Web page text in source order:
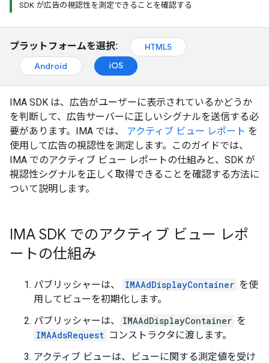
SDK が広告の視認性を測定できることを確認する
プラットフォームを選択:
HTML5
Android
iOS
IMA SDK は、広告がユーザーに表示されているかどうか
を判断して、広告サーバーに正しいシグナルを送信する必
要があります。IMA では、 アクティブ ビュー レポート を
使用して広告の視認性を測定します。このガイドでは、
IMA でのアクティブ ビュー レポートの仕組みと、SDK が
視認性シグナルを正しく取得できることを確認する方法に
ついて説明します。
IMA SDK でのアクティブ ビュー レポ
ートの仕組み
パブリッシャーは、 IMAAdDisplayContainer を使
用してビューを初期化します。
パブリッシャーは、
IMAAdDisplayContainer を
IMAAdsRequest コンストラクタに渡します。
アクティブ ビューは、ビューに関する測定値を受け